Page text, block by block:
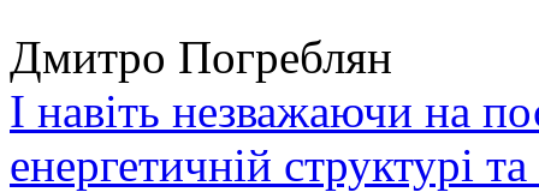
Дмитро Погреблян
І навіть незважаючи на
енергетичній структурі